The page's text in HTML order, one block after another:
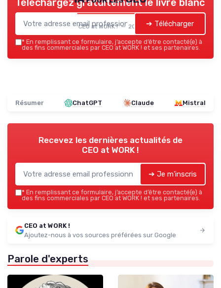
CEO at WORK ! — 2026
Téléchargez gratuitement le livre blanc
➔ Télécharger
* En remplissant ce formulaire, j’accepte d’être contacté(e) à
des fins commerciales par CEO at WORK ! et ses partenaires.
Résumer ChatGPT Claude Mistral
Recevez les dernières actualités de
CEO at WORK !
➔ Je m'inscris
* En remplissant ce formulaire, j’accepte d’être contacté(e) à
des fins commerciales par CEO at WORK ! et ses partenaires.
CEO at WORK !
Ajoutez-nous à vos sources préférées sur Google
Parole d'experts